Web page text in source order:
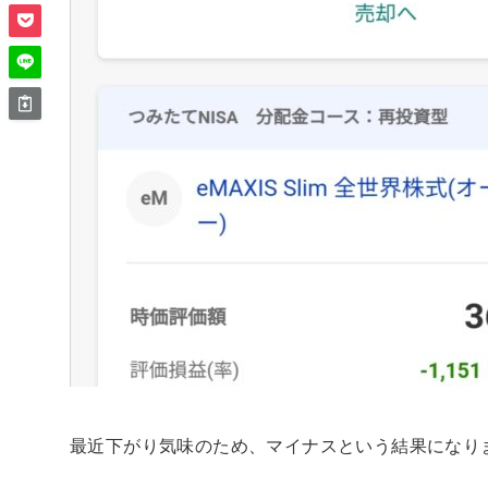
最近下がり気味のため、 マイナスという結果になり